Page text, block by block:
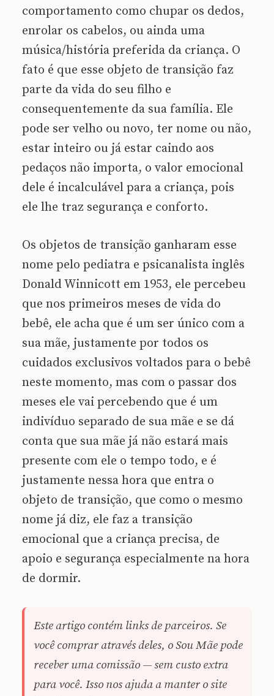
comportamento como chupar os dedos,
enrolar os cabelos, ou ainda uma
música/história preferida da criança. O
fato é que esse objeto de transição faz
parte da vida do seu filho e
consequentemente da sua família. Ele
pode ser velho ou novo, ter nome ou não,
estar inteiro ou já estar caindo aos
pedaços não importa, o valor emocional
dele é incalculável para a criança, pois
ele lhe traz segurança e conforto.
Os objetos de transição ganharam esse
nome pelo pediatra e psicanalista inglês
Donald Winnicott em 1953, ele percebeu
que nos primeiros meses de vida do
bebê, ele acha que é um ser único com a
sua mãe, justamente por todos os
cuidados exclusivos voltados para o bebê
neste momento, mas com o passar dos
meses ele vai percebendo que é um
indivíduo separado de sua mãe e se dá
conta que sua mãe já não estará mais
presente com ele o tempo todo, e é
justamente nessa hora que entra o
objeto de transição, que como o mesmo
nome já diz, ele faz a transição
emocional que a criança precisa, de
apoio e segurança especialmente na hora
de dormir.
Este artigo contém links de parceiros. Se
você comprar através deles, o Sou Mãe pode
receber uma comissão — sem custo extra
para você. Isso nos ajuda a manter o site